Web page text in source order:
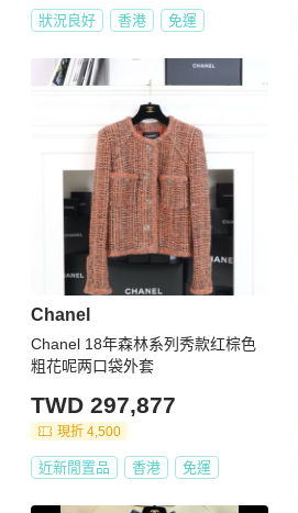
狀況良好 香港 免運
Chanel
Chanel 18年森林系列秀款红棕色
粗花呢两口袋外套
TWD 297,877
現折 4,500
近新閒置品 香港 免運